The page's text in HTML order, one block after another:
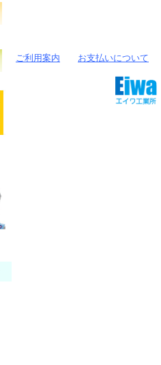
ご利用案内 お支払いについて